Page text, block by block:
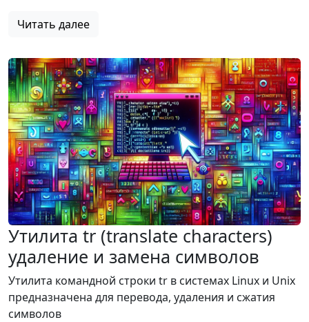
Читать далее
Утилита tr (translate characters)
удаление и замена символов
Утилита командной строки tr в системах Linux и Unix
предназначена для перевода, удаления и сжатия
символов